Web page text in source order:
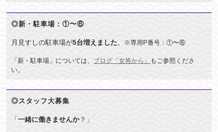
◎新・駐車場：①〜⑥
月見すしの駐車場が5台増えました。 ※専用P番号：①〜⑥
「新・駐車場」については、 ブログ「女将から」 もご参照くださ
い。
◎スタッフ大募集
「一緒に働きませんか？」